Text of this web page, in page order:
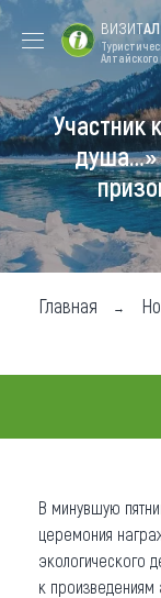
Форум VISIT
ALTAI
Туры
Где
Чем заняться
Карта
Что
О регионе
ВИЗИТ
Алтайского
Участник
душа…»
Главная
В минувшую
церемония
экологического
к произведениям